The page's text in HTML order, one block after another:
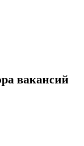
вакансий